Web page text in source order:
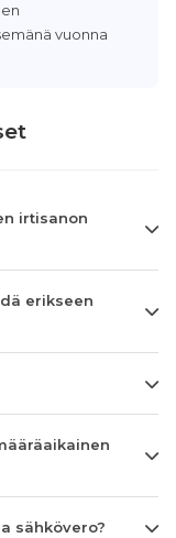
vuonna
irtisanon
erikseen
sähkövero?